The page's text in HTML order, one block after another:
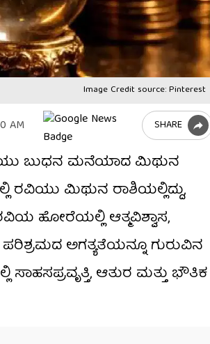
Image Credit source: Pinterest
AM SHARE
ಬುಧನ ಮನೆಯಾದ ಮಿಥುನ
ರವಿಯು ಮಿಥುನ ರಾಶಿಯಲ್ಲಿದ್ದು,
ರವಿಯ ಹೋರೆಯಲ್ಲಿ ಆತ್ಮವಿಶ್ವಾಸ,
ಪರಿಶ್ರಮದ ಅಗತ್ಯತೆಯನ್ನೂ ಗುರುವಿನ
ಸಾಹಸಪ್ರವೃತ್ತಿ, ಆತುರ ಮತ್ತು ಭೌತಿಕ